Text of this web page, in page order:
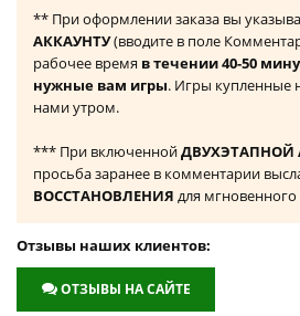
** При оформлении заказа вы
АККАУНТУ(вводите в поле
рабочее время в течении 40-50
нужные вам игры. Игры купленные
нами утром.
*** При включеннойДВУХЭТАПНОЙ
просьба заранее в комментарии
ВОССТАНОВЛЕНИЯ для мгновенного
Отзывы наших клиентов:
ОТЗЫВЫ НА САЙТЕ